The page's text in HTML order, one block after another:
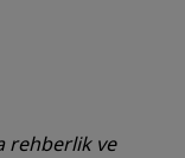
rehberlik ve